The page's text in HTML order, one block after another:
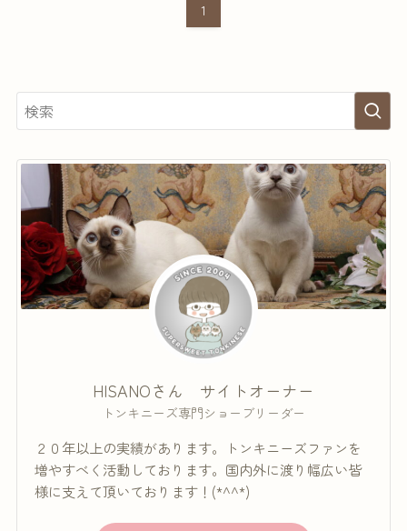
1
HISANOさん サイトオーナー
トンキニーズ専門ショーブリーダー
２０年以上の実績があります。トンキニーズファンを
増やすべく活動しております。国内外に渡り幅広い皆
様に支えて頂いております！(*^^*)